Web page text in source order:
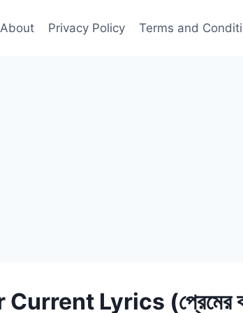
About Privacy Policy Terms and
Lyrics (প্রেমের